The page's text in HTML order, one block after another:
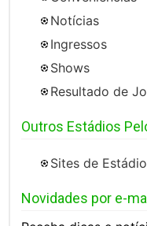
Notícias
Ingressos
Shows
Resultado de
Outros Estádios
Sites de
Novidades por e-